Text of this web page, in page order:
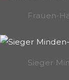
Frauen-
Sieger